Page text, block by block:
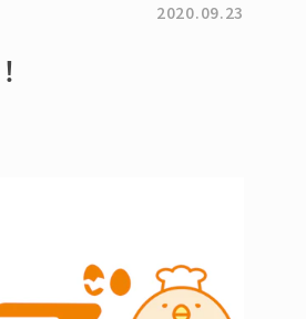
2020.09.23